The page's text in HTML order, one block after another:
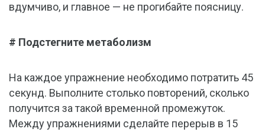
вдумчиво, и главное — не прогибайте поясницу.
# Подстегните метаболизм
На каждое упражнение необходимо потратить 45
секунд. Выполните столько повторений, сколько
получится за такой временной промежуток.
Между упражнениями сделайте перерыв в 15